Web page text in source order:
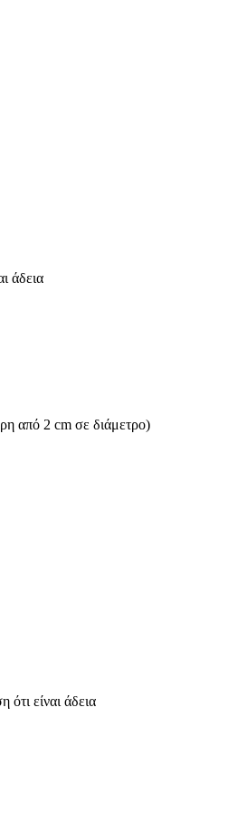
άδεια
από 2 cm σε διάμετρο)
είναι άδεια